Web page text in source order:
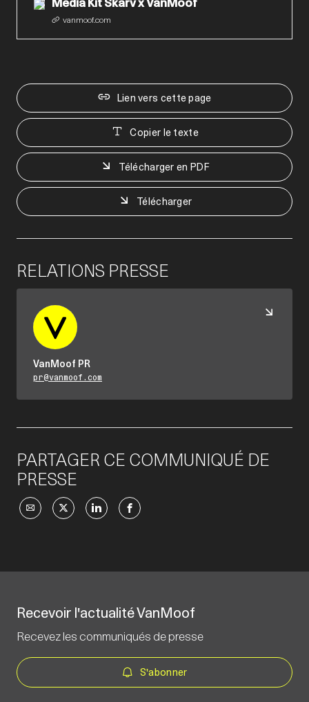
vanmoof.com
Lien vers cette page
Copier le texte
Télécharger en PDF
Télécharger
RELATIONS PRESSE
VanMoof PR
pr@vanmoof.com
PARTAGER CE COMMUNIQUÉ DE
PRESSE
Recevoir l'actualité VanMoof
Recevez les communiqués de presse
S'abonner